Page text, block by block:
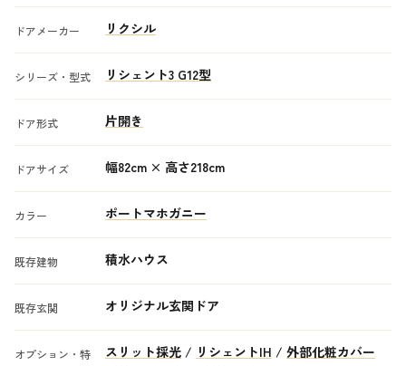
ドアメーカー リクシル
シリーズ・型式 リシェント3 G12型
ドア形式 片開き
ドアサイズ 幅82cm × 高さ218cm
カラー ポートマホガニー
既存建物 積水ハウス
既存玄関 オリジナル玄関ドア
オプション・特
スリット採光 / リシェントIH / 外部化粧カバー